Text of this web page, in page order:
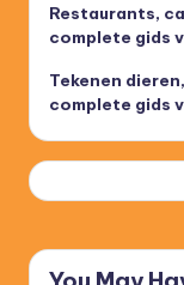
Restaurants,
complete gids
Tekenen
complete gids